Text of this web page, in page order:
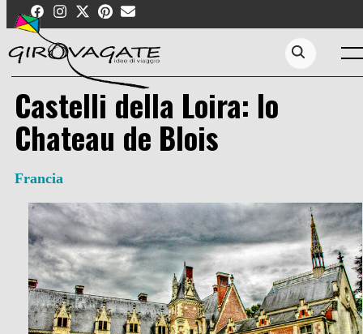
content
Search...
Castelli della Loira: lo
Chateau de Blois
Francia